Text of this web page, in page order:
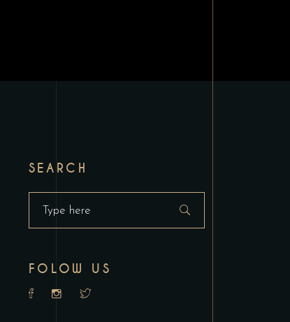
SEARCH
FOLOW US